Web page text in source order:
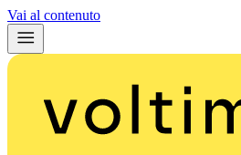
Vai al contenuto